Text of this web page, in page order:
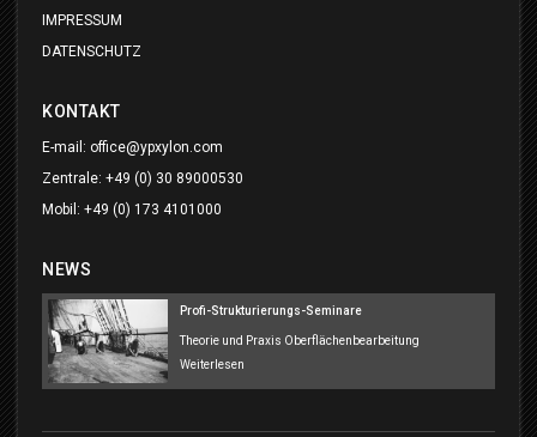
IMPRESSUM
DATENSCHUTZ
KONTAKT
E-mail: office@ypxylon.com
Zentrale: +49 (0) 30 89000530
Mobil: +49 (0) 173 4101000
NEWS
Profi-Strukturierungs-Seminare
Theorie und Praxis Oberflächenbearbeitung
Weiterlesen